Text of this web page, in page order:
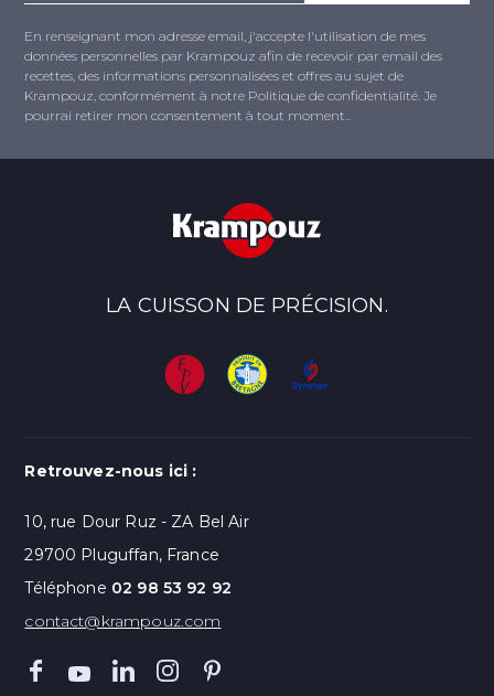
En renseignant mon adresse email, j'accepte l'utilisation de mes
données personnelles par Krampouz afin de recevoir par email des
recettes, des informations personnalisées et offres au sujet de
Krampouz, conformément à notre Politique de confidentialité. Je
pourrai retirer mon consentement à tout moment..
LA CUISSON DE PRÉCISION.
Retrouvez-nous ici :
10, rue Dour Ruz - ZA Bel Air
29700 Pluguffan, France
Téléphone 02 98 53 92 92
contact@krampouz.com